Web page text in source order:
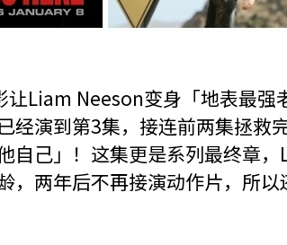
让Liam Neeson变身「地表最强
经演到第3集，接连前两集拯救
自己」！这集更是系列最终章
，两年后不再接演动作片，所以